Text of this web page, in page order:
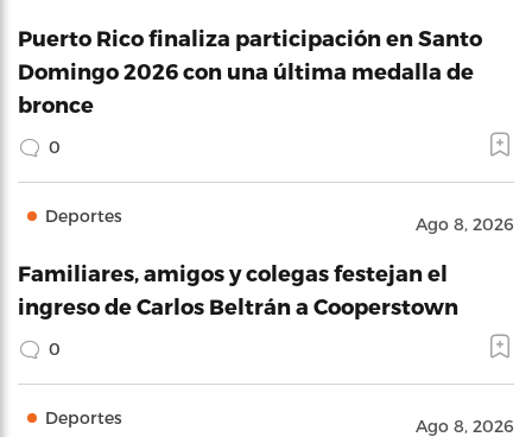
Puerto Rico finaliza participación en Santo
Domingo 2026 con una última medalla de
bronce
0
Deportes Ago 8, 2026
Familiares, amigos y colegas festejan el
ingreso de Carlos Beltrán a Cooperstown
0
Deportes Ago 8, 2026